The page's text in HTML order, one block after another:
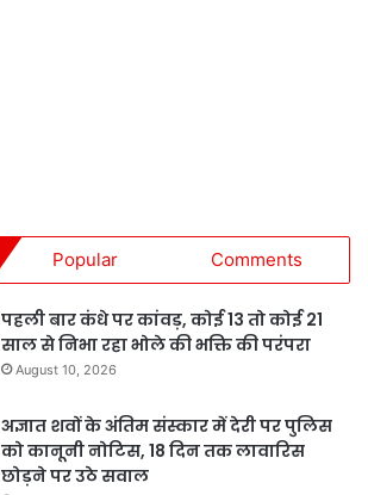
Popular Comments
पहली बार कंधे पर कांवड़, कोई 13 तो कोई 21
साल से निभा रहा भोले की भक्ति की परंपरा
August 10, 2026
अज्ञात शवों के अंतिम संस्कार में देरी पर पुलिस
को कानूनी नोटिस, 18 दिन तक लावारिस
छोड़ने पर उठे सवाल